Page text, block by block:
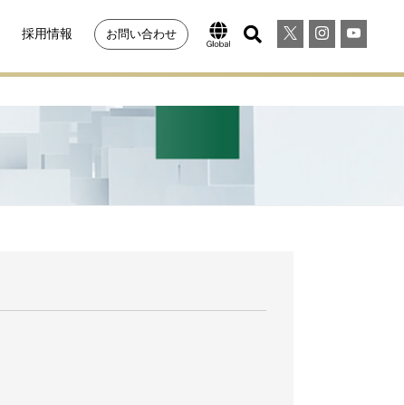
採用情報 お問い合わせ